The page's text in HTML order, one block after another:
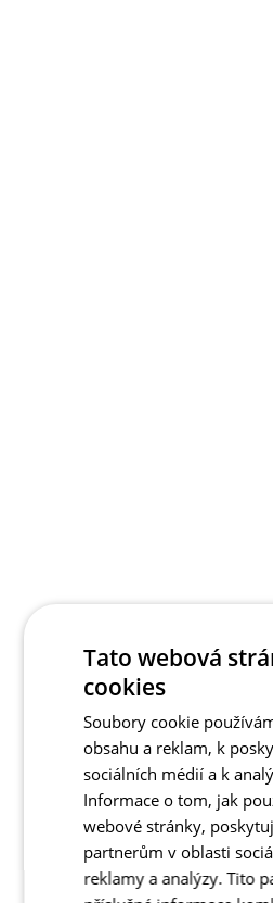
Tato webová
cookies
Soubory cookie
obsahu a reklam, k
sociálních médií a k
Informace o tom, jak
webové stránky,
partnerům v oblasti
reklamy a analýzy. Tito